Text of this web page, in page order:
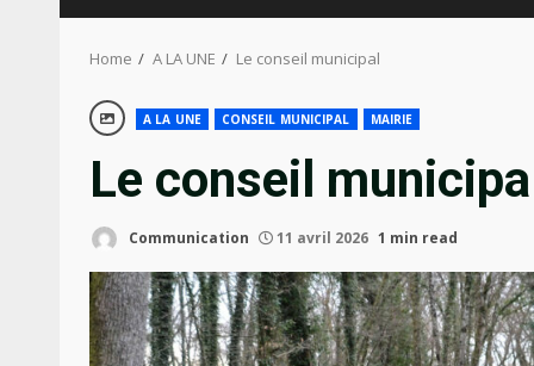
Home A LA UNE Le conseil municipal
A LA UNE CONSEIL MUNICIPAL MAIRIE
Le conseil
Communication 11 avril 2026 1 min read